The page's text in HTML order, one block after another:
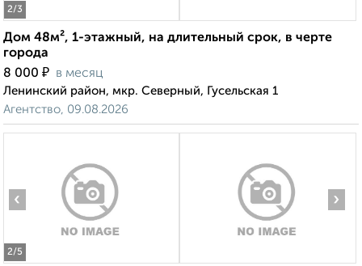
2/3
Дом 48м², 1-этажный, на длительный срок, в черте
города
8 000 ₽ в месяц
Ленинский район, мкр. Северный, Гусельская 1
Агентство, 09.08.2026
2/5
‹ ›